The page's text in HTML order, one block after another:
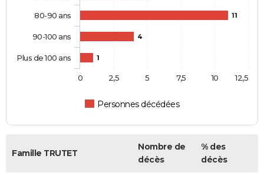
11
4
1
Personnes décédées
80-90 ans
90-100 ans
Plus de 100 ans
0 10
2,5 5 7,5 12,5
Famille TRUTET
Nombre de
décès
% des
décès